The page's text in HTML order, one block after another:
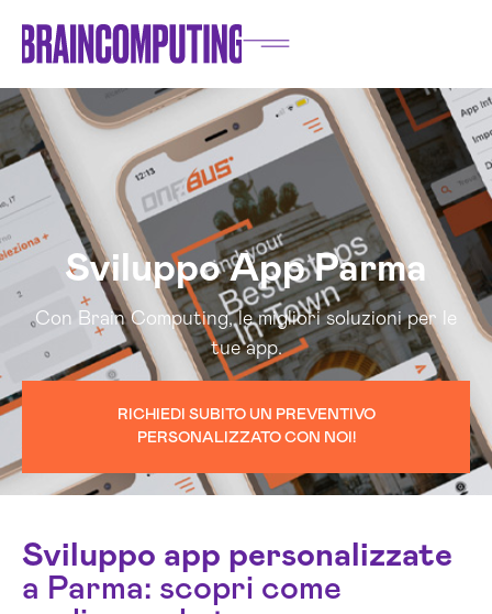
Sviluppo App Parma
Con Brain Computing, le migliori soluzioni per le
tue app.
RICHIEDI SUBITO UN PREVENTIVO
PERSONALIZZATO CON NOI!
Sviluppo app personalizzate
a Parma: scopri come